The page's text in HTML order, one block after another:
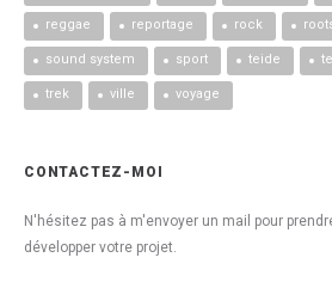
reggae reportage rock
sound system sport teide
trek ville voyage
CONTACTEZ-MOI
N'hésitez pas à m'envoyer un mail pour
développer votre projet.